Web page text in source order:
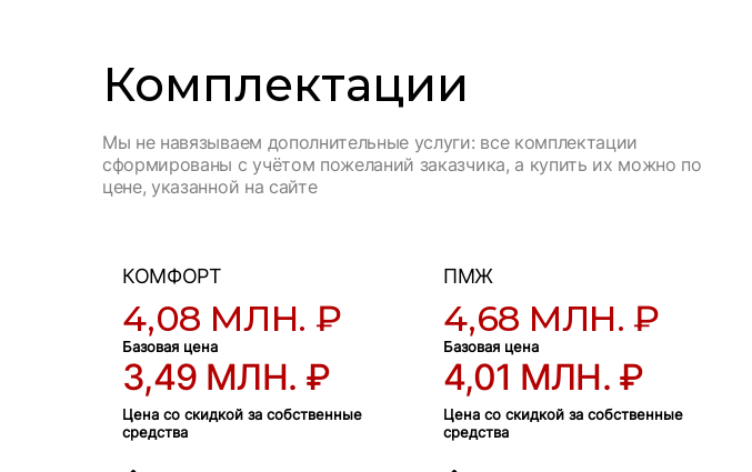
Комплектации
Мы не навязываем дополнительные услуги: все комплектации
сформированы с учётом пожеланий заказчика, а купить их можно по
цене, указанной на сайте
КОМФОРТ
4,08 МЛН. ₽
Базовая цена
3,49 МЛН. ₽
Цена со скидкой за собственные
средства
ПМЖ
4,68 МЛН. ₽
Базовая цена
4,01 МЛН. ₽
Цена со скидкой за собственные
средства